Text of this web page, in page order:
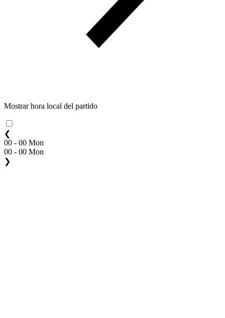
Mostrar hora local del partido
❮
00 - 00 Mon
00 - 00 Mon
❯